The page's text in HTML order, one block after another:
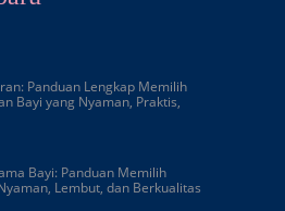
Panduan Lengkap Memilih
Bayi yang Nyaman, Praktis,
Bayi: Panduan Memilih
Lembut, dan Berkualitas